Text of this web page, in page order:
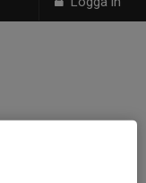
vattenflaska.